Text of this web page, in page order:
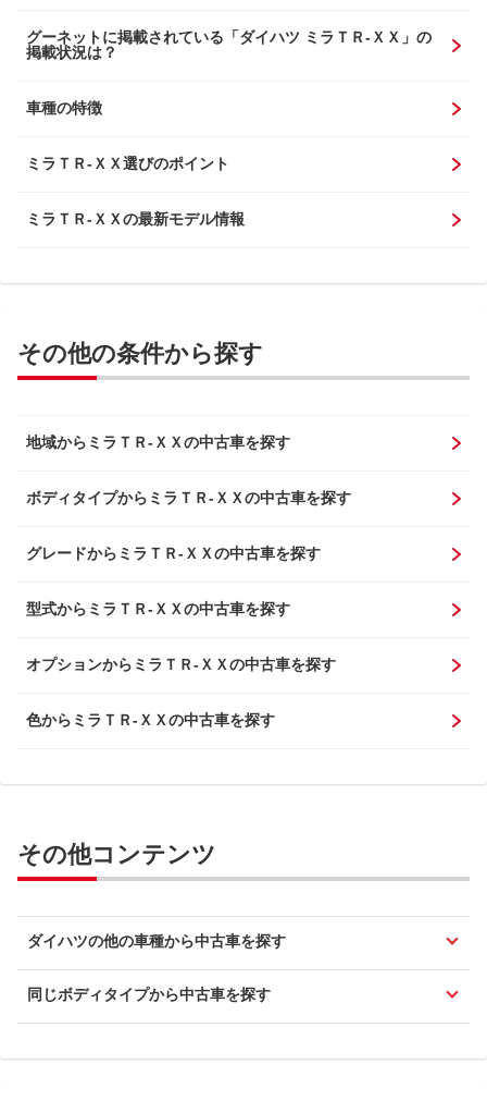
グーネットに掲載されている「ダイハツ ミラＴＲ-ＸＸ」の
掲載状況は？
車種の特徴
ミラＴＲ-ＸＸ選びのポイント
ミラＴＲ-ＸＸの最新モデル情報
その他の条件から探す
地域からミラＴＲ-ＸＸの中古車を探す
ボディタイプからミラＴＲ-ＸＸの中古車を探す
グレードからミラＴＲ-ＸＸの中古車を探す
型式からミラＴＲ-ＸＸの中古車を探す
オプションからミラＴＲ-ＸＸの中古車を探す
色からミラＴＲ-ＸＸの中古車を探す
その他コンテンツ
ダイハツの他の車種から中古車を探す
同じボディタイプから中古車を探す